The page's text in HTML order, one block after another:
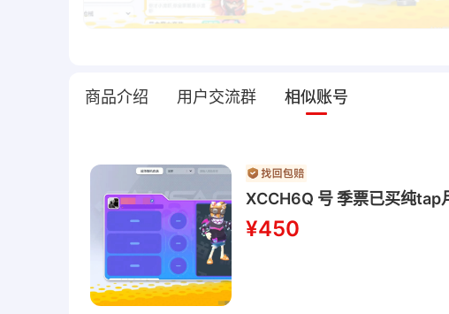
商品介绍 用户交流群 相似账号
XCCH6Q 号 季票已买纯tap
¥450